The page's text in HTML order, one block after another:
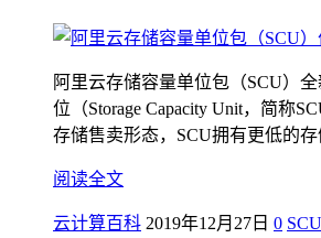
阿里云存储容量单位包（SCU）
位（Storage Capacity Unit，简称
存储售卖形态，SCU拥有更低的
阅读全文
云计算百科 2019年12月27日 0 SCU